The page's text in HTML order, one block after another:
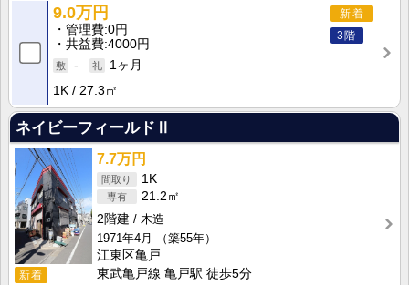
新着
3階
9.0万円
管理費 0円
共益費 4000円
-
1ヶ月
1K
27.3㎡
ネイビーフィールドⅡ
新着
7.7万円
1K
21.2㎡
2階建
木造
1971年4月
（築55年）
江東区亀戸
東武亀戸線 亀戸駅 徒歩5分